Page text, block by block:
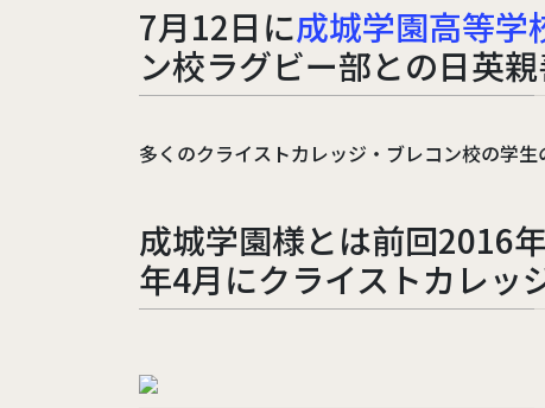
7月12日に成城学園高等学
ン校ラグビー部との日英
多くのクライストカレッジ・ブレコン校の学
成城学園様とは前回2016
年4月にクライストカレッ